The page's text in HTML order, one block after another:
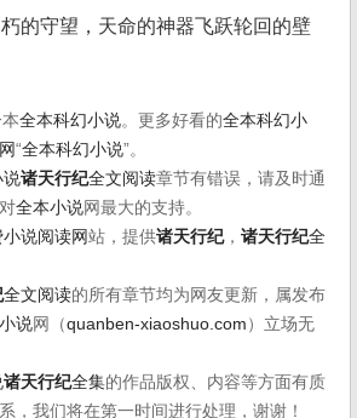
的守望，天命的神器飞跃轮回的壁
全本科幻小说。更多好看的全本科幻小
“全本科幻小说”。
说诸天行纪全文阅读章节有错误，请及时通
全本小说网最大的支持。
说阅读网站，提供诸天行纪， 诸天行纪全
全文阅读的所有章节均为网友更新，属发布
说网（quanben-xiaoshuo.com ）立场无
诸天行纪全集的作品版权、内容等方面有质
，我们将在第一时间进行处理，谢谢！